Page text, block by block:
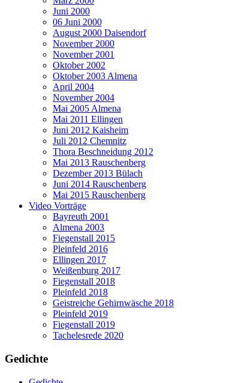
Juni 2000
06 Juni 2000
August 2000 Daisendorf
November 2000
November 2001
Oktober 2002
Oktober 2003 Almena
April 2004
November 2004
Mai 2005 Almena
Mai 2011 Ellingen
Juni 2012 Kaisheim
Juli 2012 Chemnitz
Thora Beschneidung 2012
Mai 2013 Rauschenberg
Dezember 2013 Bülach
Juni 2014 Rauschenberg
Mai 2015 Rauschenberg
Video Vorträge
Bayreuth 2001
Almena 2003
Fiegenstall 2015
Pleinfeld 2016
Ellingen 2017
Weißenburg 2017
Fiegenstall 2018
Pleinfeld 2018
Geistreiche Gehirnwäsche 2018
Pleinfeld 2019
Fiegenstall 2019
Tachelesrede 2020
Gedichte